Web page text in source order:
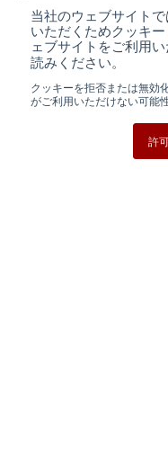
当社のウェブサイト
いただくためクッキ
ェブサイトをご利用い
読みください。
クッキーを拒否または無効
がご利用いただけない可能
許
個人情報保護について
クッキーポリシー
日清紡ホールディングス
Copyright ⓒ Nisshinbo